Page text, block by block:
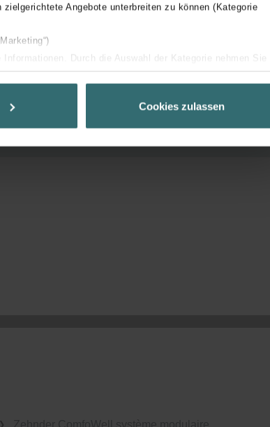
Angebote unterbreiten zu können (Kategorie
Durch die Auswahl der Kategorie nehmen Sie
ermöglichen und Ihnen maßgeschneiderte Informationen
können Sie selbstverständlich über einen Link in der
Cookies zulassen
aux tubes ComfoTubes ronds (CT 90 ou 75)
le raccordement aux gaines principales